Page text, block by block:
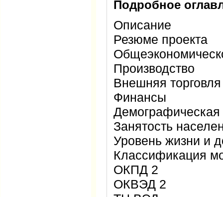
Подробное
Описание
Резюме проекта
Производство
Внешняя торговля
Финансы
Демографическая
Занятость
Уровень жизни и
Классификация
ОКПД 2
ОКВЭД 2